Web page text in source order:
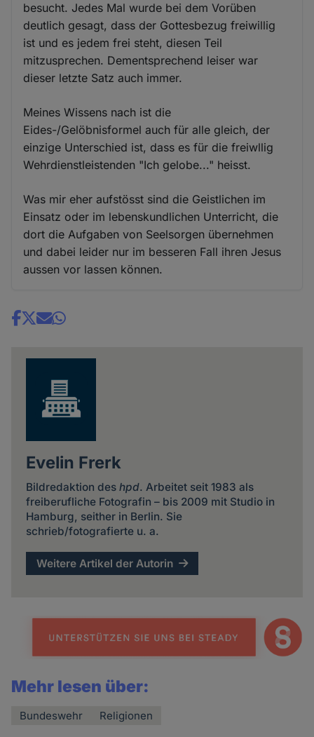
besucht. Jedes Mal wurde bei dem Vorüben
deutlich gesagt, dass der Gottesbezug freiwillig
ist und es jedem frei steht, diesen Teil
mitzusprechen. Dementsprechend leiser war
dieser letzte Satz auch immer.
Meines Wissens nach ist die
Eides-/Gelöbnisformel auch für alle gleich, der
einzige Unterschied ist, dass es für die freiwllig
Wehrdienstleistenden "Ich gelobe..." heisst.
Was mir eher aufstösst sind die Geistlichen im
Einsatz oder im lebenskundlichen Unterricht, die
dort die Aufgaben von Seelsorgen übernehmen
und dabei leider nur im besseren Fall ihren Jesus
aussen vor lassen können.
Share
Evelin Frerk
Bildredaktion des hpd. Arbeitet seit 1983 als
freiberufliche Fotografin – bis 2009 mit Studio in
Hamburg, seither in Berlin. Sie
schrieb/fotografierte u. a.
Weitere Artikel der Autorin
Mehr lesen über:
Bundeswehr Religionen